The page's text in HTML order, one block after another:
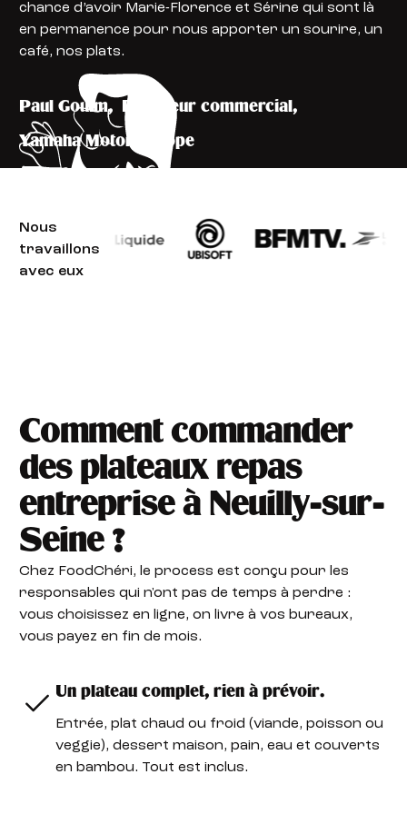
chance d’avoir Marie-Florence et Sérine qui sont là
en permanence pour nous apporter un sourire, un
café, nos plats.
Paul Goulm, Directeur commercial,
Yamaha Motor Europe
Nous
travaillons
avec eux
Comment commander
des plateaux repas
entreprise à Neuilly-sur-
Seine ?
Chez FoodChéri, le process est conçu pour les
responsables qui n'ont pas de temps à perdre :
vous choisissez en ligne, on livre à vos bureaux,
vous payez en fin de mois.
Un plateau complet, rien à prévoir.
Entrée, plat chaud ou froid (viande, poisson ou
veggie), dessert maison, pain, eau et couverts
en bambou. Tout est inclus.